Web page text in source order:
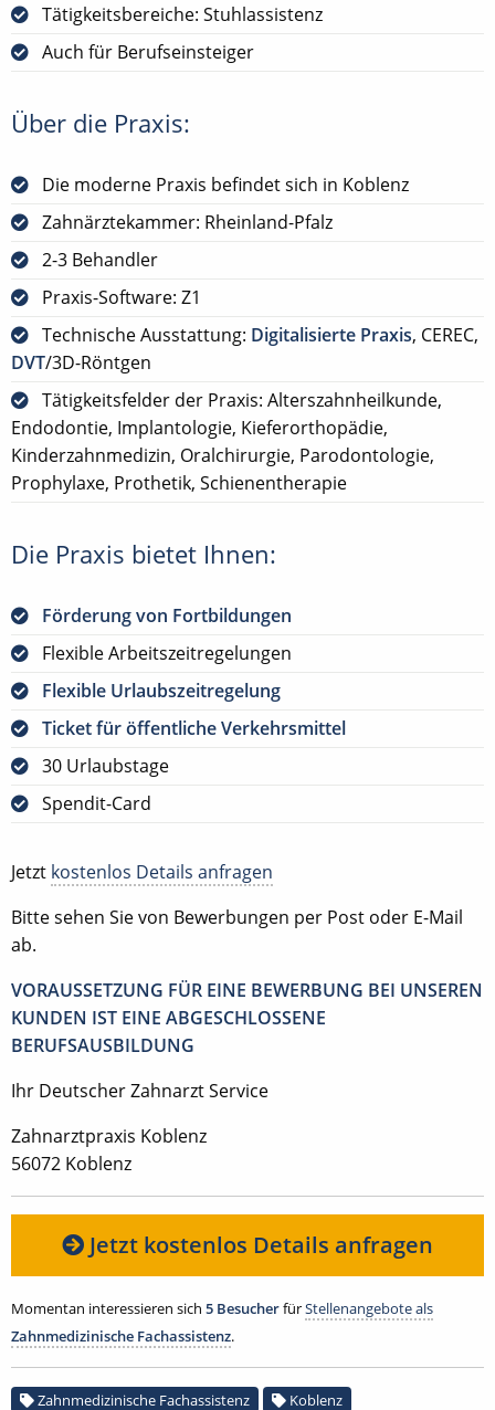
Tätigkeitsbereiche: Stuhlassistenz
Auch für Berufseinsteiger
Über die Praxis:
Die moderne Praxis befindet sich in Koblenz
Zahnärztekammer: Rheinland-Pfalz
2-3 Behandler
Praxis-Software: Z1
Technische Ausstattung: Digitalisierte Praxis, CEREC,
DVT/3D-Röntgen
Tätigkeitsfelder der Praxis: Alterszahnheilkunde,
Endodontie, Implantologie, Kieferorthopädie,
Kinderzahnmedizin, Oralchirurgie, Parodontologie,
Prophylaxe, Prothetik, Schienentherapie
Die Praxis bietet Ihnen:
Förderung von Fortbildungen
Flexible Arbeitszeitregelungen
Flexible Urlaubszeitregelung
Ticket für öffentliche Verkehrsmittel
30 Urlaubstage
Spendit-Card
Jetzt kostenlos Details anfragen
Bitte sehen Sie von Bewerbungen per Post oder E-Mail
ab.
VORAUSSETZUNG FÜR EINE BEWERBUNG BEI UNSEREN
KUNDEN IST EINE ABGESCHLOSSENE
BERUFSAUSBILDUNG
Ihr Deutscher Zahnarzt Service
Zahnarztpraxis Koblenz
56072 Koblenz
Jetzt kostenlos Details anfragen
Momentan interessieren sich 5 BesucherfürStellenangebote als
Zahnmedizinische Fachassistenz.
Zahnmedizinische Fachassistenz Koblenz